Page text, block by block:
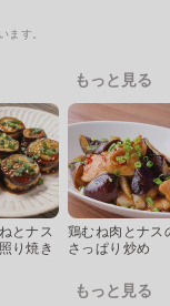
ます。
もっと見る
とナス
り焼き
鶏むね肉とナス
さっぱり炒め
もっと見る